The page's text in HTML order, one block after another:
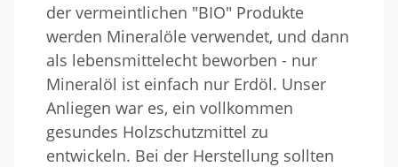
der vermeintlichen "BIO" Produkte
werden Mineralöle verwendet, und dann
als lebensmittelecht beworben - nur
Mineralöl ist einfach nur Erdöl. Unser
Anliegen war es, ein vollkommen
gesundes Holzschutzmittel zu
entwickeln. Bei der Herstellung sollten